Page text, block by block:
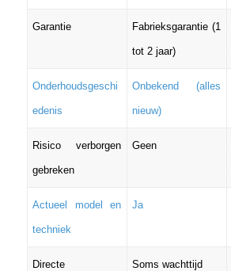
Garantie Fabrieksgarantie (1
tot 2 jaar)
Onderhoudsgeschi
edenis
Onbekend (alles
nieuw)
Risico verborgen
gebreken
Geen
Actueel model en
techniek
Ja
Directe Soms wachttijd